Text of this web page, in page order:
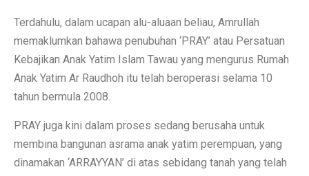
Terdahulu, dalam ucapan alu-aluaan beliau, Amrullah
memaklumkan bahawa penubuhan ‘PRAY’ atau Persatuan
Kebajikan Anak Yatim Islam Tawau yang mengurus Rumah
Anak Yatim Ar Raudhoh itu telah beroperasi selama 10
tahun bermula 2008.
PRAY juga kini dalam proses sedang berusaha untuk
membina bangunan asrama anak yatim perempuan, yang
dinamakan ‘ARRAYYAN’ di atas sebidang tanah yang telah